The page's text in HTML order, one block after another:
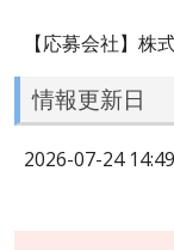
【応募会社】株
情報更新日
2026-07-24